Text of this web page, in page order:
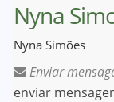
Nyna
Nyna Simões
Enviar
enviar